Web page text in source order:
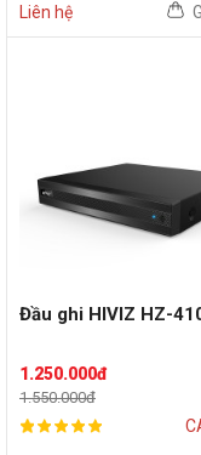
Liên hệ
Đầu ghi HIVIZ HZ-
1.250.000đ
1.550.000đ